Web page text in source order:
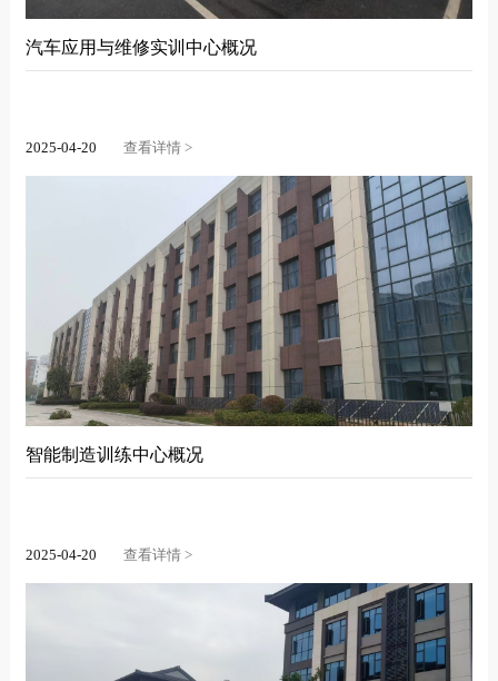
汽车应用与维修实训中心概况
2025-04-20 查看详情 >
智能制造训练中心概况
2025-04-20 查看详情 >